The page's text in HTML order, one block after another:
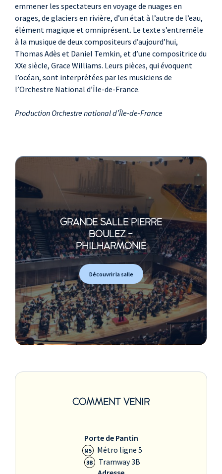
emmener les spectateurs en voyage de nuages en
orages, de glaciers en rivière, d’un état à l’autre de l’eau,
élément magique et omniprésent. Le texte s’entremêle
à la musique de deux compositeurs d’aujourd’hui,
Thomas Adès et Daniel Temkin, et d’une compositrice du
XXe siècle, Grace Williams. Leurs pièces, qui évoquent
l’océan, sont interprétées par les musiciens de
l’Orchestre National d’Île-de-France.
Production Orchestre national d’Île-de-France
GRANDE SALLE PIERRE
BOULEZ -
PHILHARMONIE
Découvrir la salle
COMMENT VENIR
Porte de Pantin
M5 Métro ligne 5
3B
Tramway 3B